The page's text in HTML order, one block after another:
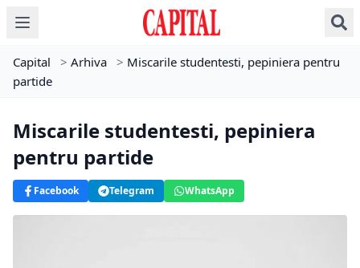
Capital > Arhiva > Miscarile studentesti, pepiniera pentru
partide
Miscarile studentesti, pepiniera
pentru partide
Facebook Telegram WhatsApp